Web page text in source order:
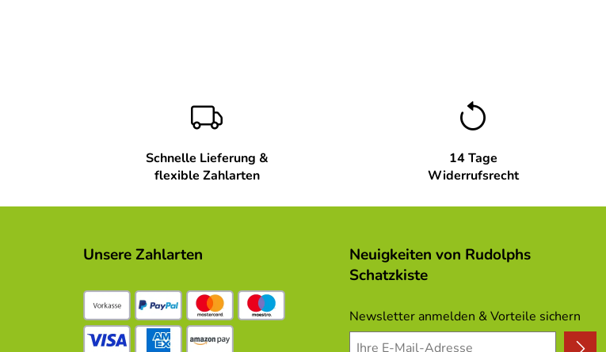
Schnelle Lieferung &
flexible Zahlarten
14 Tage
Widerrufsrecht
Unsere Zahlarten
Neuigkeiten von Rudolphs
Schatzkiste
Newsletter anmelden & Vorteile sichern